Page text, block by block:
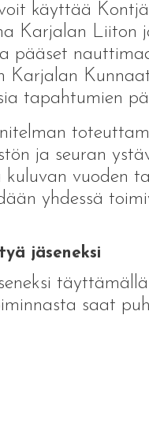
käyttää
Karjalan Liiton
pääset
Karjalan
tapahtumien
ja seuran
kuluvan vuoden
yhdessä
jäseneksi
täyttämällä
saat